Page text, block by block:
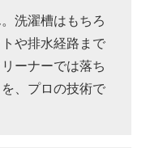
洗濯槽はもちろ
や排水経路まで
ーナーでは落ち
、プロの技術で